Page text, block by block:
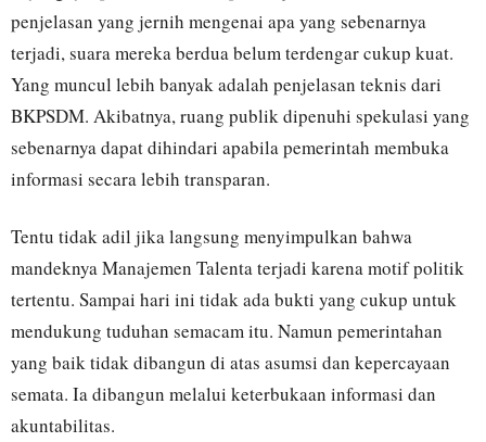
penjelasan yang jernih mengenai apa yang sebenarnya
terjadi, suara mereka berdua belum terdengar cukup kuat.
Yang muncul lebih banyak adalah penjelasan teknis dari
BKPSDM. Akibatnya, ruang publik dipenuhi spekulasi yang
sebenarnya dapat dihindari apabila pemerintah membuka
informasi secara lebih transparan.
Tentu tidak adil jika langsung menyimpulkan bahwa
mandeknya Manajemen Talenta terjadi karena motif politik
tertentu. Sampai hari ini tidak ada bukti yang cukup untuk
mendukung tuduhan semacam itu. Namun pemerintahan
yang baik tidak dibangun di atas asumsi dan kepercayaan
semata. Ia dibangun melalui keterbukaan informasi dan
akuntabilitas.